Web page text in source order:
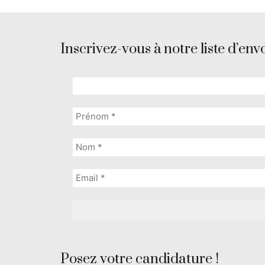
Inscrivez-vous à notre liste
Posez votre candidature !